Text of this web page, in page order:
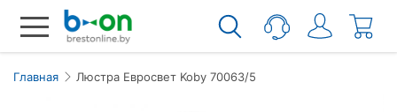
Главная Люстра Евросвет Koby 70063/5